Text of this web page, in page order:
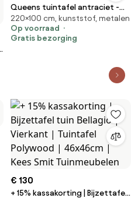
Queens tuintafel antraciet -
220 x 100 cm.
220×100 cm, kunststof, metalen
Op voorraad
Gratis bezorging
€ 130
+ 15% kassakorting | Bijzettafel